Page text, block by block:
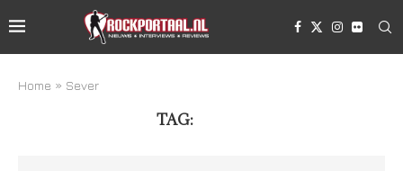
Home » Sever
TAG: